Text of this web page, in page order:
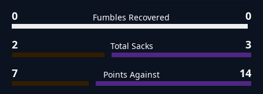
0 Fumbles Recovered 0
2 Total Sacks 3
7 Points Against 14